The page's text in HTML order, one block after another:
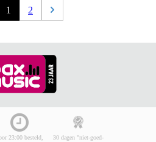
1 2
23:00 besteld,
30 dagen "niet-goed-